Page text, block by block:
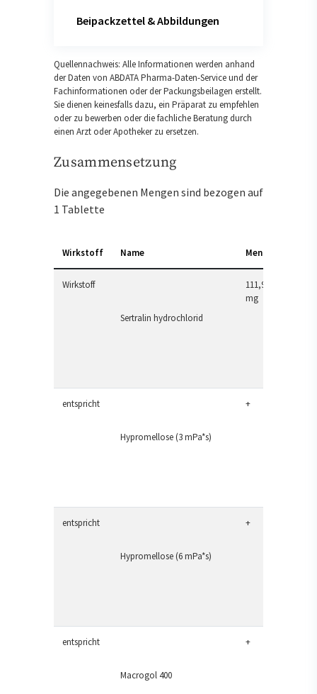
Beipackzettel & Abbildungen
Quellennachweis: Alle Informationen werden anhand
der Daten von ABDATA Pharma-Daten-Service und der
Fachinformationen oder der Packungsbeilagen erstellt.
Sie dienen keinesfalls dazu, ein Präparat zu empfehlen
oder zu bewerben oder die fachliche Beratung durch
einen Arzt oder Apotheker zu ersetzen.
Zusammensetzung
Die angegebenen Mengen sind bezogen auf
1 Tablette
Wirkstoff Name Menge
Wirkstoff
Sertralin hydrochlorid
111,91
mg
entspricht
Hypromellose (3 mPa*s)
+
entspricht
Hypromellose (6 mPa*s)
+
entspricht
Macrogol 400
+